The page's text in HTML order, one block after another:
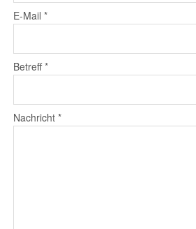
E-Mail *
Betreff*
Nachricht *